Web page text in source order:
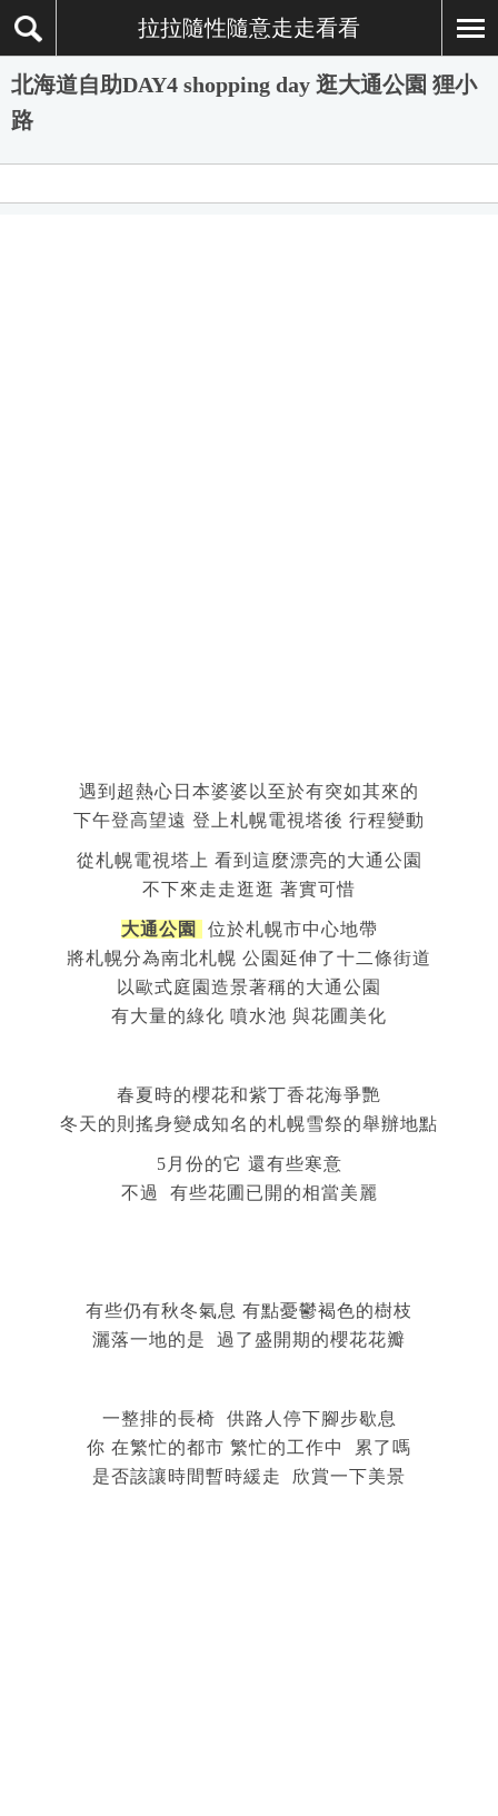
拉拉隨性隨意走走看看
北海道自助DAY4 shopping day 逛大通公園 狸小
路
遇到超熱心日本婆婆以至於有突如其來的
下午登高望遠 登上札幌電視塔後 行程變動
從札幌電視塔上 看到這麼漂亮的大通公園
不下來走走逛逛 著實可惜
大通公園
位於札幌市中心地帶
將札幌分為南北札幌 公園延伸了十二條街道
以歐式庭園造景著稱的大通公園
有大量的綠化 噴水池 與花圃美化
春夏時的櫻花和紫丁香花海爭艷
冬天的則搖身變成知名的札幌雪祭的舉辦地點
5月份的它 還有些寒意
不過 有些花圃已開的相當美麗
有些仍有秋冬氣息 有點憂鬱褐色的樹枝
灑落一地的是 過了盛開期的櫻花花瓣
一整排的長椅 供路人停下腳步歇息
你 在繁忙的都市 繁忙的工作中 累了嗎
是否該讓時間暫時緩走 欣賞一下美景